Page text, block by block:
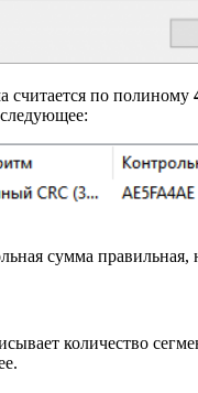
считается по полиному
следующее:
сумма правильная,
количество